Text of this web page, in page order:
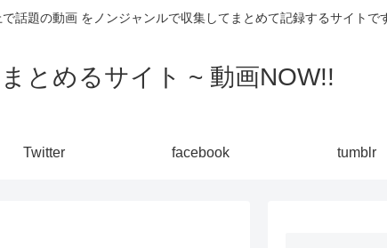
話題の動画 をノンジャンルで収集してまとめて記録するサイトで
とめるサイト ~ 動画NOW!!
Twitter facebook tumblr